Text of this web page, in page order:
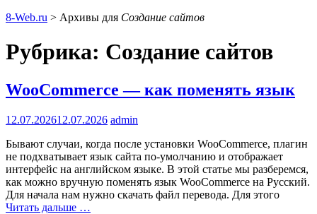
8-Web.ru > Архивы для Создание сайтов
Рубрика: Создание сайтов
WooCommerce — как поменять язык
12.07.202612.07.2026 admin
Бывают случаи, когда после установки WooCommerce, плагин
не подхватывает язык сайта по-умолчанию и отображает
интерфейс на английском языке. В этой статье мы разберемся,
как можно вручную поменять язык WooCommerce на Русский.
Для начала нам нужно скачать файл перевода. Для этого
Читать дальше …